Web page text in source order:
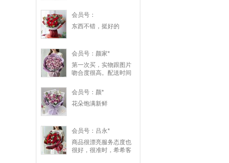
会员号：
东西不错，挺好的
会员号：颜家*
第一次买，实物跟图片
吻合度很高。配送时间
算挺及时了。会复购
会员号：颜*
花朵饱满新鲜
会员号：吕永*
商品很漂亮服务态度也
很好，很准时，希希客